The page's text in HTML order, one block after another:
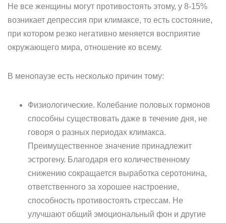
Не все женщины могут противостоять этому, у 8-15%
возникает депрессия при климаксе, то есть состояние,
при котором резко негативно меняется восприятие
окружающего мира, отношение ко всему.
В менопаузе есть несколько причин тому:
Физиологические. Колебание половых гормонов
способны существовать даже в течение дня, не
говоря о разных периодах климакса.
Преимущественное значение принадлежит
эстрогену. Благодаря его количественному
снижению сокращается выработка серотонина,
ответственного за хорошее настроение,
способность противостоять стрессам. Не
улучшают общий эмоциональный фон и другие